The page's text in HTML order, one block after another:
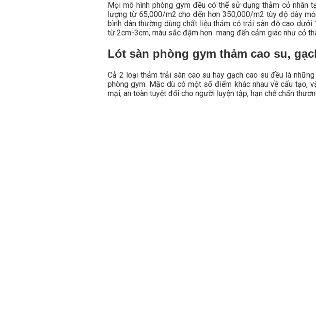
Mọi mô hình phòng gym đều có thể sử dụng thảm cỏ
lượng từ 65,000/m2 cho đến hơn 350,000/m2 tùy độ dày
bình dân thường dùng chất liệu thảm cỏ trải sàn độ cao
từ 2cm-3cm, màu sắc đậm hơn mang đến cảm giác như cỏ
Lót sàn phòng gym thảm cao su,
Cả 2 loại thảm trải sàn cao su hay gạch cao su đều là
phòng gym. Mặc dù có một số điểm khác nhau về cấu tạo,
mại, an toàn tuyệt đối cho người luyện tập, hạn chế chấn